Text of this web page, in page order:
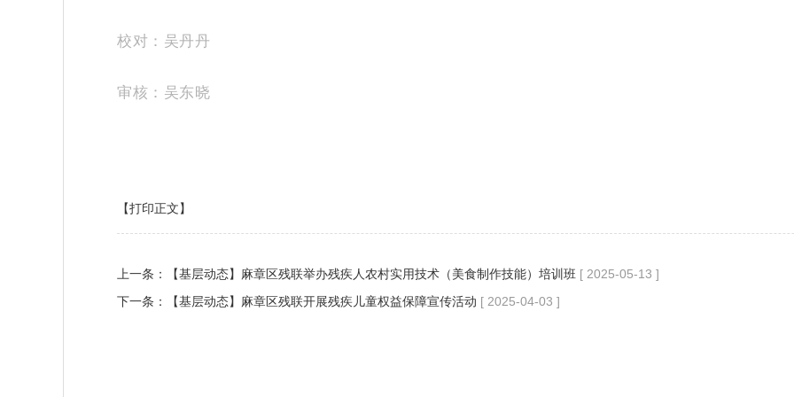
校对：吴丹丹
审核：吴东晓
【打印正文】
上一条： 【基层动态】麻章区残联举办残疾人农村实用技术（美食制作技能）培训班 [ 2025-05-13 ]
下一条：
【基层动态】麻章区残联开展残疾儿童权益保障宣传活动 [ 2025-04-03 ]